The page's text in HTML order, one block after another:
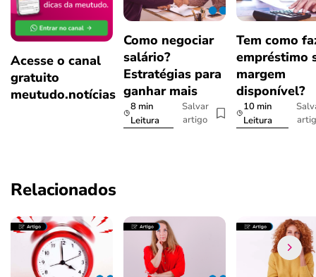
Acesse o canal
gratuito
meutudo.notícias
Como negociar
salário?
Estratégias para
ganhar mais
8 min
Leitura
Salvar
artigo
Tem como
empréstimo
margem
disponível?
10 min
Leitura
Relacionados